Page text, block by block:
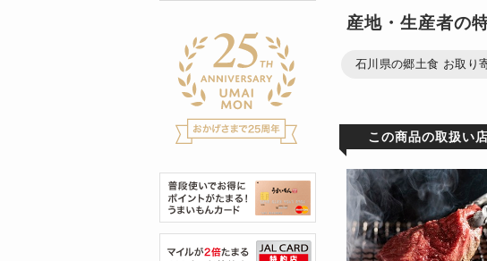
産地・生産者の
石川県の郷土食 お取り
この商品の取扱い